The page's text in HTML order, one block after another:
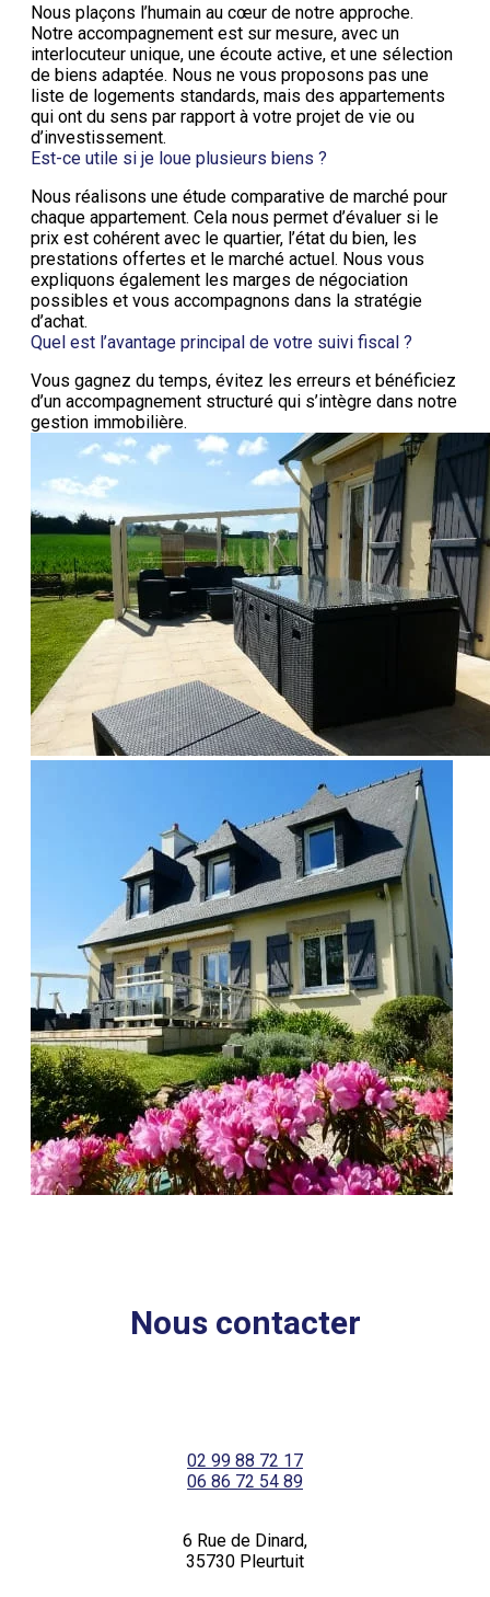
Nous plaçons l’humain au cœur de notre approche.
Notre accompagnement est sur mesure, avec un
interlocuteur unique, une écoute active, et une sélection
de biens adaptée. Nous ne vous proposons pas une
liste de logements standards, mais des appartements
qui ont du sens par rapport à votre projet de vie ou
d’investissement.
Est-ce utile si je loue plusieurs biens ?
Nous réalisons une étude comparative de marché pour
chaque appartement. Cela nous permet d’évaluer si le
prix est cohérent avec le quartier, l’état du bien, les
prestations offertes et le marché actuel. Nous vous
expliquons également les marges de négociation
possibles et vous accompagnons dans la stratégie
d’achat.
Quel est l’avantage principal de votre suivi fiscal ?
Vous gagnez du temps, évitez les erreurs et bénéficiez
d’un accompagnement structuré qui s’intègre dans notre
gestion immobilière.
Nous contacter
02 99 88 72 17
06 86 72 54 89
6 Rue de Dinard,
35730 Pleurtuit